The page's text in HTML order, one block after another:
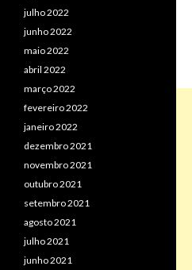
julho 2022
junho 2022
maio 2022
abril 2022
março 2022
fevereiro 2022
janeiro 2022
dezembro 2021
novembro 2021
outubro 2021
setembro 2021
agosto 2021
julho 2021
junho 2021